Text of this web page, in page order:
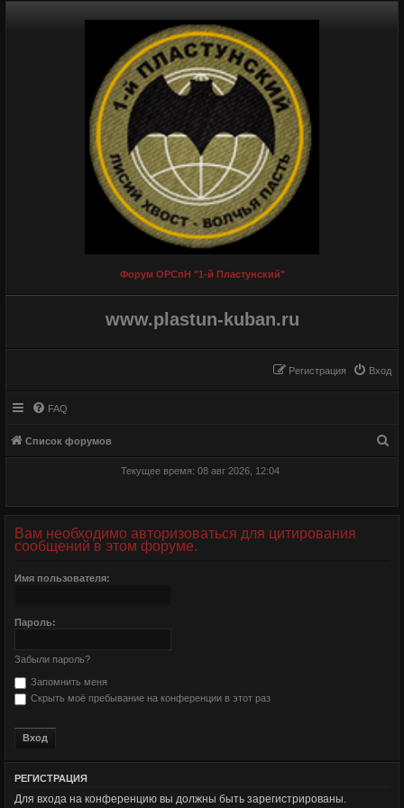
Форум ОРСпН "1-й Пластунский"
www.plastun-kuban.ru
Вход
Регистрация
FAQ
Список форумов
Текущее время: 08 авг 2026, 12:04
Вам необходимо авторизоваться для цитирования
сообщений в этом форуме.
Имя пользователя:
Пароль:
Забыли пароль?
Запомнить меня
Скрыть моё пребывание на конференции в этот раз
РЕГИСТРАЦИЯ
Для входа на конференцию вы должны быть зарегистрированы.